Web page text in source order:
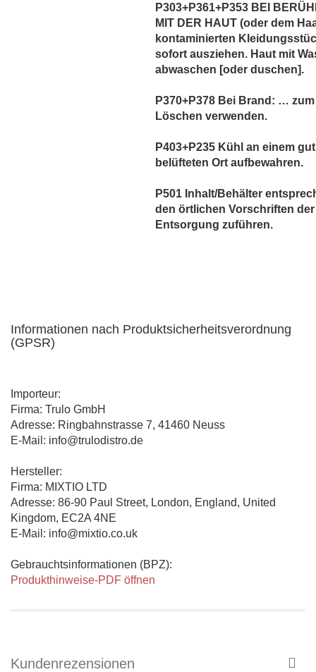
P303+P361+P353 BEI
MIT DER HAUT (oder dem
kontaminierten
sofort ausziehen. Haut mit
abwaschen [oder duschen].
P370+P378 Bei Brand: … zum
Löschen verwenden.
P403+P235 Kühl an einem gut
belüfteten Ort aufbewahren.
P501 Inhalt/Behälter
den örtlichen Vorschriften der
Entsorgung zuführen.
Informationen nach Produktsicherheitsverordnung
(GPSR)
Importeur:
Firma: Trulo GmbH
Adresse: Ringbahnstrasse 7, 41460 Neuss
E-Mail: info@trulodistro.de
Hersteller:
Firma: MIXTIO LTD
Adresse: 86-90 Paul Street, London, England, United
Kingdom, EC2A 4NE
E-Mail: info@mixtio.co.uk
Gebrauchtsinformationen (BPZ):
Produkthinweise-PDF öffnen
Kundenrezensionen